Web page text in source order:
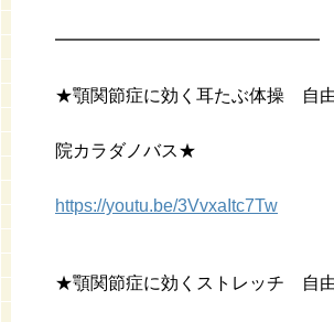
━━━━━━━━━━━━━━━
★顎関節症に効く耳たぶ体操 自
院カラダノバス★
https://youtu.be/3VvxaItc7Tw
★顎関節症に効くストレッチ 自